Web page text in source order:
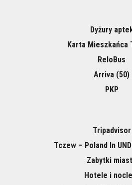
Dyżury
Karta Mieszkańca
ReloBus
Arriva (50)
PKP
Tripadvisor
Tczew – Poland In
Zabytki
Hotele i